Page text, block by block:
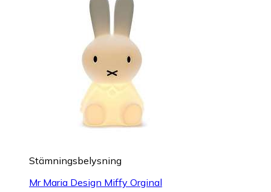
Stämningsbelysning
Mr Maria Design Miffy Orginal